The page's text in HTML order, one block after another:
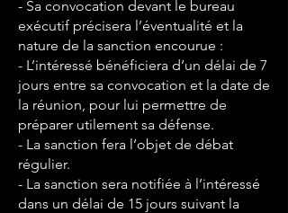
- Sa convocation devant le bureau
exécutif précisera l’éventualité et la
nature de la sanction encourue :
- L’intéressé bénéficiera d’un délai de 7
jours entre sa convocation et la date de
la réunion, pour lui permettre de
préparer utilement sa défense.
- La sanction fera l’objet de débat
régulier.
- La sanction sera notifiée à l’intéressé
dans un délai de 15 jours suivant la